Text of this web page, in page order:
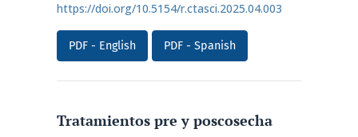
https://doi.org/10.5154/r.ctasci.2025.04.003
PDF - English PDF - Spanish
Tratamientos pre y poscosecha